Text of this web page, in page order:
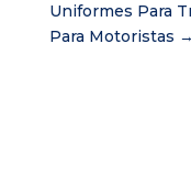
Uniformes Para
Para Motoristas →